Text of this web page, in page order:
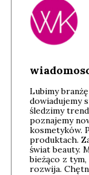
Lubimy
dowiadujemy
śledzimy
poznajemy
kosmetyków.
produktach.
świat beauty.
bieżąco z
rozwija.